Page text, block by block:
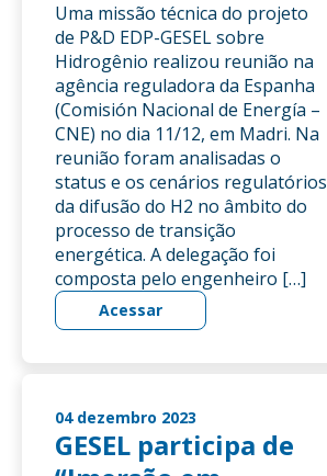
Uma missão técnica do projeto
de P&D EDP-GESEL sobre
Hidrogênio realizou reunião na
agência reguladora da Espanha
(Comisión Nacional de Energía –
CNE) no dia 11/12, em Madri. Na
reunião foram analisadas o
status e os cenários regulatórios
da difusão do H2 no âmbito do
processo de transição
energética. A delegação foi
composta pelo engenheiro […]
Acessar
04 dezembro 2023
GESEL participa de